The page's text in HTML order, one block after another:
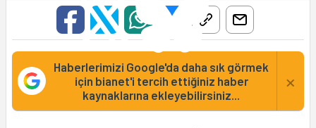
Haberlerimizi Google'da daha sık görmek
için bianet'i tercih ettiğiniz haber
kaynaklarına ekleyebilirsiniz...
×